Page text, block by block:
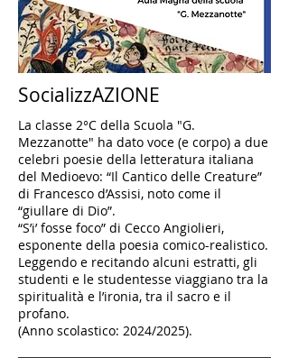
SocializzAZIONE
La classe 2°C della Scuola "G.
Mezzanotte" ha dato voce (e corpo) a due
celebri poesie della letteratura italiana
del Medioevo: “Il Cantico delle Creature”
di Francesco d’Assisi, noto come il
“giullare di Dio”.
“S’i’ fosse foco” di Cecco Angiolieri,
esponente della poesia comico-realistico.
Leggendo e recitando alcuni estratti, gli
studenti e le studentesse viaggiano tra la
spiritualità e l’ironia, tra il sacro e il
profano.
(Anno scolastico: 2024/2025).